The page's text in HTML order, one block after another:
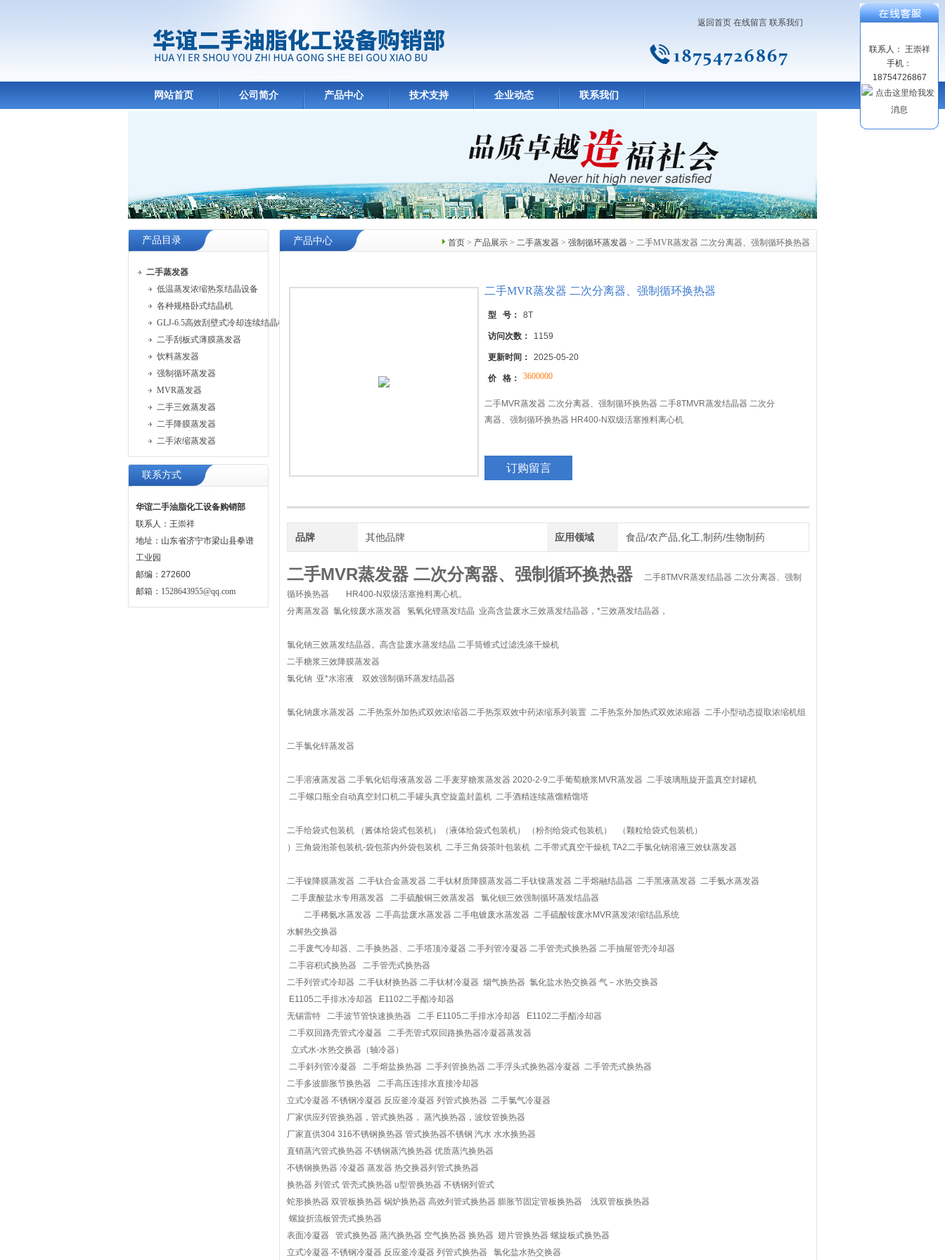
返回首页 在线留言 联系我们
网站首页 公司简介 产品中心 技术支持 企业动态 联系我们
产品目录
二手蒸发器
低温蒸发浓缩热泵结晶设备
各种规格卧式结晶机
GLJ-6.5高效刮壁式冷却连续结晶机
二手刮板式薄膜蒸发器
饮料蒸发器
强制循环蒸发器
MVR蒸发器
二手三效蒸发器
二手降膜蒸发器
二手浓缩蒸发器
联系方式
华谊二手油脂化工设备购销部
联系人：王崇祥
地址：山东省济宁市梁山县拳谱
工业园
邮编：272600
邮箱： 1528643955@qq.com
首页 > 产品展示 > 二手蒸发器 > 强制循环蒸发器 > 二手MVR蒸发器 二次分离器、强制循环换热器
产品中心
二手MVR蒸发器 二次分离器、强制循环换热器
型 号： 8T
访问次数： 1159
更新时间： 2025-05-20
价 格： 3600000
二手MVR蒸发器 二次分离器、强制循环换热器 二手8TMVR蒸发结晶器 二次分
离器、强制循环换热器 HR400-N双级活塞推料离心机
订购留言
品牌 其他品牌 应用领域 食品/农产品,化工,制药/生物制药
二手MVR蒸发器 二次分离器、强制循环换热器
二手8TMVR蒸发结晶器 二次分离器、强制
循环换热器 HR400-N双级活塞推料离心机。
分离蒸发器 氯化铵废水蒸发器 氢氧化锂蒸发结晶 业高含盐废水三效蒸发结晶器，*三效蒸发结晶器，
氯化钠三效蒸发结晶器。高含盐废水蒸发结晶 二手筒锥式过滤洗涤干燥机
二手糖浆三效降膜蒸发器
氯化钠 亚*水溶液 双效强制循环蒸发结晶器
氯化钠废水蒸发器 二手热泵外加热式双效浓缩器二手热泵双效中药浓缩系列装置 二手热泵外加热式双效浓縮器 二手小型动态提取浓缩机组
二手氯化锌蒸发器
二手溶液蒸发器 二手氧化铝母液蒸发器 二手麦芽糖浆蒸发器 2020-2-9二手葡萄糖浆MVR蒸发器 二手玻璃瓶旋开盖真空封罐机
二手螺口瓶全自动真空封口机二手罐头真空旋盖封盖机 二手酒精连续蒸馏精馏塔
二手给袋式包装机 （酱体给袋式包装机）（液体给袋式包装机） （粉剂给袋式包装机） （颗粒给袋式包装机）
）三角袋泡茶包装机-袋包茶内外袋包装机 二手三角袋茶叶包装机 二手带式真空干燥机 TA2二手氯化钠溶液三效钛蒸发器
二手镍降膜蒸发器 二手钛合金蒸发器 二手钛材质降膜蒸发器二手钛镍蒸发器 二手熔融结晶器 二手黑液蒸发器 二手氨水蒸发器
二手废酸盐水专用蒸发器 二手硫酸铜三效蒸发器 氯化钡三效强制循环蒸发结晶器
二手稀氨水蒸发器 二手高盐废水蒸发器 二手电镀废水蒸发器 二手硫酸铵废水MVR蒸发浓缩结晶系统
水解热交换器
二手废气冷却器、二手换热器、二手塔顶冷凝器 二手列管冷凝器 二手管壳式换热器 二手抽屉管壳冷却器
二手容积式换热器 二手管壳式换热器
二手列管式冷却器 二手钛材换热器 二手钛材冷凝器 烟气换热器 氯化盐水热交换器 气－水热交换器
E1105二手排水冷却器 E1102二手酯冷却器
无锡雷特 二手波节管快速换热器 二手 E1105二手排水冷却器 E1102二手酯冷却器
二手双回路壳管式冷凝器 二手壳管式双回路换热器冷凝器蒸发器
立式水-水热交换器（轴冷器）
二手斜列管冷凝器 二手熔盐换热器 二手列管换热器 二手浮头式换热器冷凝器 二手管壳式换热器
二手多波膨胀节换热器 二手高压连排水直接冷却器
立式冷凝器 不锈钢冷凝器 反应釜冷凝器 列管式换热器 二手氯气冷凝器
厂家供应列管换热器，管式换热器， 蒸汽换热器，波纹管换热器
厂家直供304 316不锈钢换热器 管式换热器不锈钢 汽水 水水换热器
直销蒸汽管式换热器 不锈钢蒸汽换热器 优质蒸汽换热器
不锈钢换热器 冷凝器 蒸发器 热交换器列管式换热器
换热器 列管式 管壳式换热器 u型管换热器 不锈钢列管式
蛇形换热器 双管板换热器 锅炉换热器 高效列管式换热器 膨胀节固定管板换热器 浅双管板换热器
螺旋折流板管壳式换热器
表面冷凝器 管式换热器 蒸汽换热器 空气换热器 换热器 翅片管换热器 螺旋板式换热器
立式冷凝器 不锈钢冷凝器 反应釜冷凝器 列管式换热器 氯化盐水热交换器
联系人： 王崇祥
手机：
18754726867